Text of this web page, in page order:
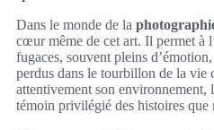
Dans le monde de la
cœur même de cet art. Il permet à
fugaces, souvent pleins
perdus dans le tourbillon de la vie
attentivement son environnement,
témoin privilégié des histoires que